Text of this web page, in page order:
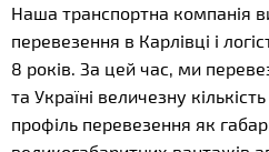
Наша транспортна компанія
перевезення в Карлівці і
8 років. За цей час, ми
та Україні величезну
профіль перевезення як